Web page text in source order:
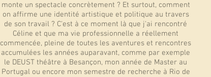
monte un spectacle concrètement ? Et surtout, comment
on affirme une identité artistique et politique au travers
de son travail ? C'est à ce moment là que j'ai rencontré
Céline et que ma vie professionnelle a réellement
commencée, pleine de toutes les aventures et rencontres
accumulées les années auparavant, comme par exemple
le DEUST théâtre à Besançon, mon année de Master au
Portugal ou encore mon semestre de recherche à Rio de